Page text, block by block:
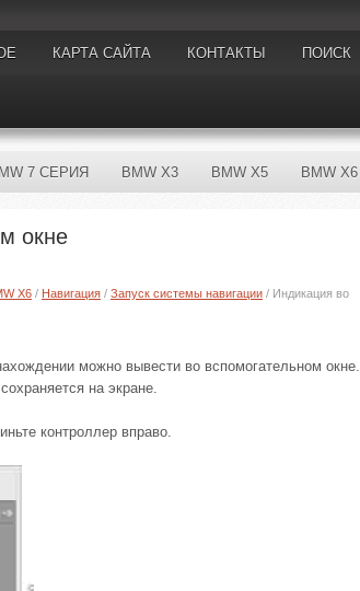
КАРТА САЙТА КОНТАКТЫ ПОИСК
7 СЕРИЯ BMW X3 BMW X5 BMW X6
окне
X6 / Навигация / Запуск системы навигации / Индикация во
можно вывести во вспомогательном окне.
на экране.
контроллер вправо.